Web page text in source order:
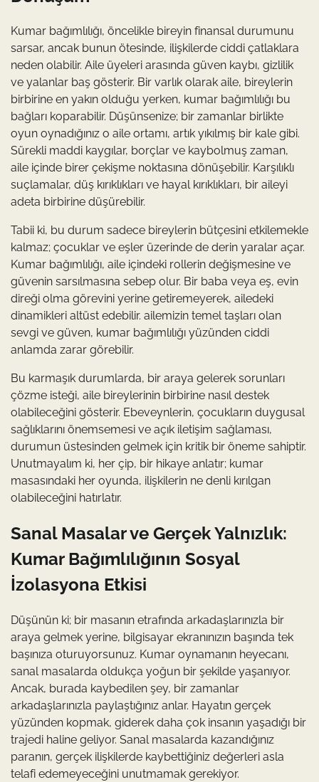
Kumar bağımlılığı, öncelikle bireyin finansal durumunu
sarsar, ancak bunun ötesinde, ilişkilerde ciddi çatlaklara
neden olabilir. Aile üyeleri arasında güven kaybı, gizlilik
ve yalanlar baş gösterir. Bir varlık olarak aile, bireylerin
birbirine en yakın olduğu yerken, kumar bağımlılığı bu
bağları koparabilir. Düşünsenize; bir zamanlar birlikte
oyun oynadığınız o aile ortamı, artık yıkılmış bir kale gibi.
Sürekli maddi kaygılar, borçlar ve kaybolmuş zaman,
aile içinde birer çekişme noktasına dönüşebilir. Karşılıklı
suçlamalar, düş kırıklıkları ve hayal kırıklıkları, bir aileyi
adeta birbirine düşürebilir.
Tabii ki, bu durum sadece bireylerin bütçesini etkilemekle
kalmaz; çocuklar ve eşler üzerinde de derin yaralar açar.
Kumar bağımlılığı, aile içindeki rollerin değişmesine ve
güvenin sarsılmasına sebep olur. Bir baba veya eş, evin
direği olma görevini yerine getiremeyerek, ailedeki
dinamikleri altüst edebilir. ailemizin temel taşları olan
sevgi ve güven, kumar bağımlılığı yüzünden ciddi
anlamda zarar görebilir.
Bu karmaşık durumlarda, bir araya gelerek sorunları
çözme isteği, aile bireylerinin birbirine nasıl destek
olabileceğini gösterir. Ebeveynlerin, çocukların duygusal
sağlıklarını önemsemesi ve açık iletişim sağlaması,
durumun üstesinden gelmek için kritik bir öneme sahiptir.
Unutmayalım ki, her çip, bir hikaye anlatır; kumar
masasındaki her oyunda, ilişkilerin ne denli kırılgan
olabileceğini hatırlatır.
Sanal Masalar ve Gerçek Yalnızlık:
Kumar Bağımlılığının Sosyal
İzolasyona Etkisi
Düşünün ki; bir masanın etrafında arkadaşlarınızla bir
araya gelmek yerine, bilgisayar ekranınızın başında tek
başınıza oturuyorsunuz. Kumar oynamanın heyecanı,
sanal masalarda oldukça yoğun bir şekilde yaşanıyor.
Ancak, burada kaybedilen şey, bir zamanlar
arkadaşlarınızla paylaştığınız anlar. Hayatın gerçek
yüzünden kopmak, giderek daha çok insanın yaşadığı bir
trajedi haline geliyor. Sanal masalarda kazandığınız
paranın, gerçek ilişkilerde kaybettiğiniz değerleri asla
telafi edemeyeceğini unutmamak gerekiyor.